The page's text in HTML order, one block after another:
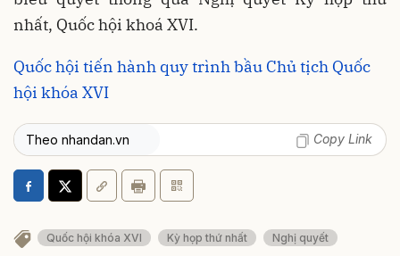
nhất, Quốc hội khoá XVI.
Quốc hội tiến hành quy trình bầu Chủ tịch Quốc
hội khóa XVI
Theo nhandan.vn Copy Link
Quốc hội khóa XVI Kỳ họp thứ nhất Nghị quyết